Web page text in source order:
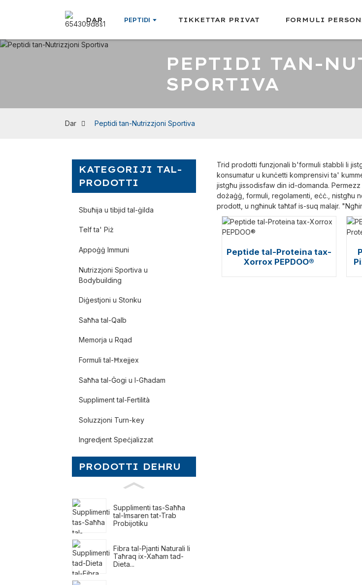
DAR PEPTIDI TIKKETTAR PRIVAT FORMULI
PEPTIDI TAN-
SPORTIVA
Dar Peptidi tan-Nutrizzjoni Sportiva
KATEGORIJI TAL-
PRODOTTI
Sbuħija u tibjid tal-ġilda
Telf ta' Piż
Appoġġ Immuni
Nutrizzjoni Sportiva u
Bodybuilding
Diġestjoni u Stonku
Saħħa tal-Qalb
Memorja u Rqad
Formuli tal-Ħxejjex
Saħħa tal-Ġogi u l-Għadam
Suppliment tal-Fertilità
Soluzzjoni Turn-key
Ingredjent Speċjalizzat
PRODOTTI DEHRU
Supplimenti tas-Saħħa
tal-Imsaren tat-Trab
Probijotiku
Fibra tal-Pjanti Naturali li
Taħraq ix-Xaħam tad-
Dieta...
Trid prodotti funzjonali b'formuli stabbli li
konsumatur u kunċetti komprensivi ta'
jistgħu jissodisfaw din id-domanda.
dożaġġ, formuli, regolamenti, eċċ., nistgħu
prodott, u ngħinuk taħtaf is-suq malajr.
Peptide tal-Proteina tax-
Xorrox PEPDOO®